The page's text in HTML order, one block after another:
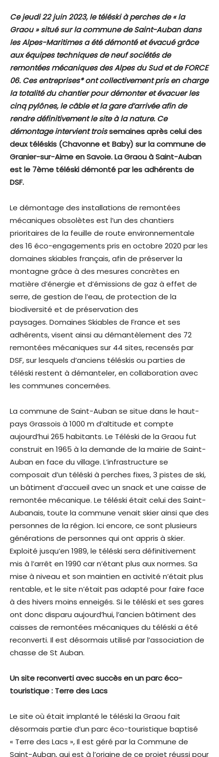
Ce jeudi 22 juin 2023, le téléski à perches de « la
Graou » situé sur la commune de Saint-Auban dans
les Alpes-Maritimes a été démonté et évacué grâce
aux équipes techniques de neuf sociétés de
remontées mécaniques des Alpes du Sud et de FORCE
06. Ces entreprises* ont collectivement pris en charge
la totalité du chantier pour démonter et évacuer les
cinq pylônes, le câble et la gare d’arrivée afin de
rendre définitivement le site à la nature. Ce
démontage intervient troissemaines après celui des
deux téléskis (Chavonne et Baby) sur la commune de
Granier-sur-Aime en Savoie. La Graou à Saint-Auban
est le 7ème téléski démonté par les adhérents de
DSF.
Le démontage des installations de remontées
mécaniques obsolètes est l’un des chantiers
prioritaires de la feuille de route environnementale
des 16 éco-engagements pris en octobre 2020 par les
domaines skiables français, afin de préserver la
montagne grâce à des mesures concrètes en
matière d’énergie et d’émissions de gaz à effet de
serre, de gestion de l’eau, de protection de la
biodiversité et de préservation des
paysages. Domaines Skiables de France et ses
adhérents, visent ainsi au démantèlement des 72
remontées mécaniques sur 44 sites, recensés par
DSF, sur lesquels d’anciens téléskis ou parties de
téléski restent à démanteler, en collaboration avec
les communes concernées.
La commune de Saint-Auban se situe dans le haut-
pays Grassois à 1000 m d’altitude et compte
aujourd’hui 265 habitants. Le Téléski de la Graou fut
construit en 1965 à la demande de la mairie de Saint-
Auban en face du village. L’infrastructure se
composait d’un téléski à perches fixes, 3 pistes de ski,
un bâtiment d’accueil avec un snack et une caisse de
remontée mécanique. Le téléski était celui des Saint-
Aubanais, toute la commune venait skier ainsi que des
personnes de la région. Ici encore, ce sont plusieurs
générations de personnes qui ont appris à skier.
Exploité jusqu’en 1989, le téléski sera définitivement
mis à l’arrêt en 1990 car n’étant plus aux normes. Sa
mise à niveau et son maintien en activité n’était plus
rentable, et le site n’était pas adapté pour faire face
à des hivers moins enneigés. Si le téléski et ses gares
ont donc disparu aujourd’hui, l’ancien bâtiment des
caisses de remontées mécaniques du téléski a été
reconverti. Il est désormais utilisé par l’association de
chasse de St Auban.
Un site reconverti avec succès en un parc éco-
touristique : Terre des Lacs
Le site où était implanté le téléski la Graou fait
désormais partie d’un parc éco-touristique baptisé
« Terre des Lacs », Il est géré par la Commune de
Saint-Auban, qui est à l’origine de ce projet réussi pour